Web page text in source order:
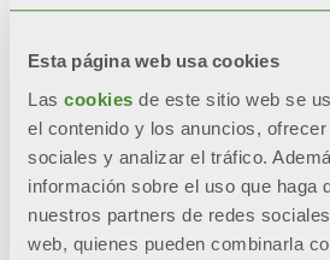
Esta página web usa cookies
Las cookies de este sitio web se
el contenido y los anuncios,
sociales y analizar el tráfico.
información sobre el uso que haga
nuestros partners de redes
web, quienes pueden combinarla
sólidos y fiables. La